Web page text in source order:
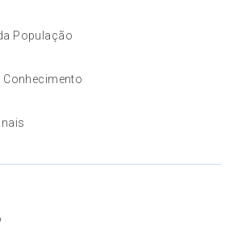
População